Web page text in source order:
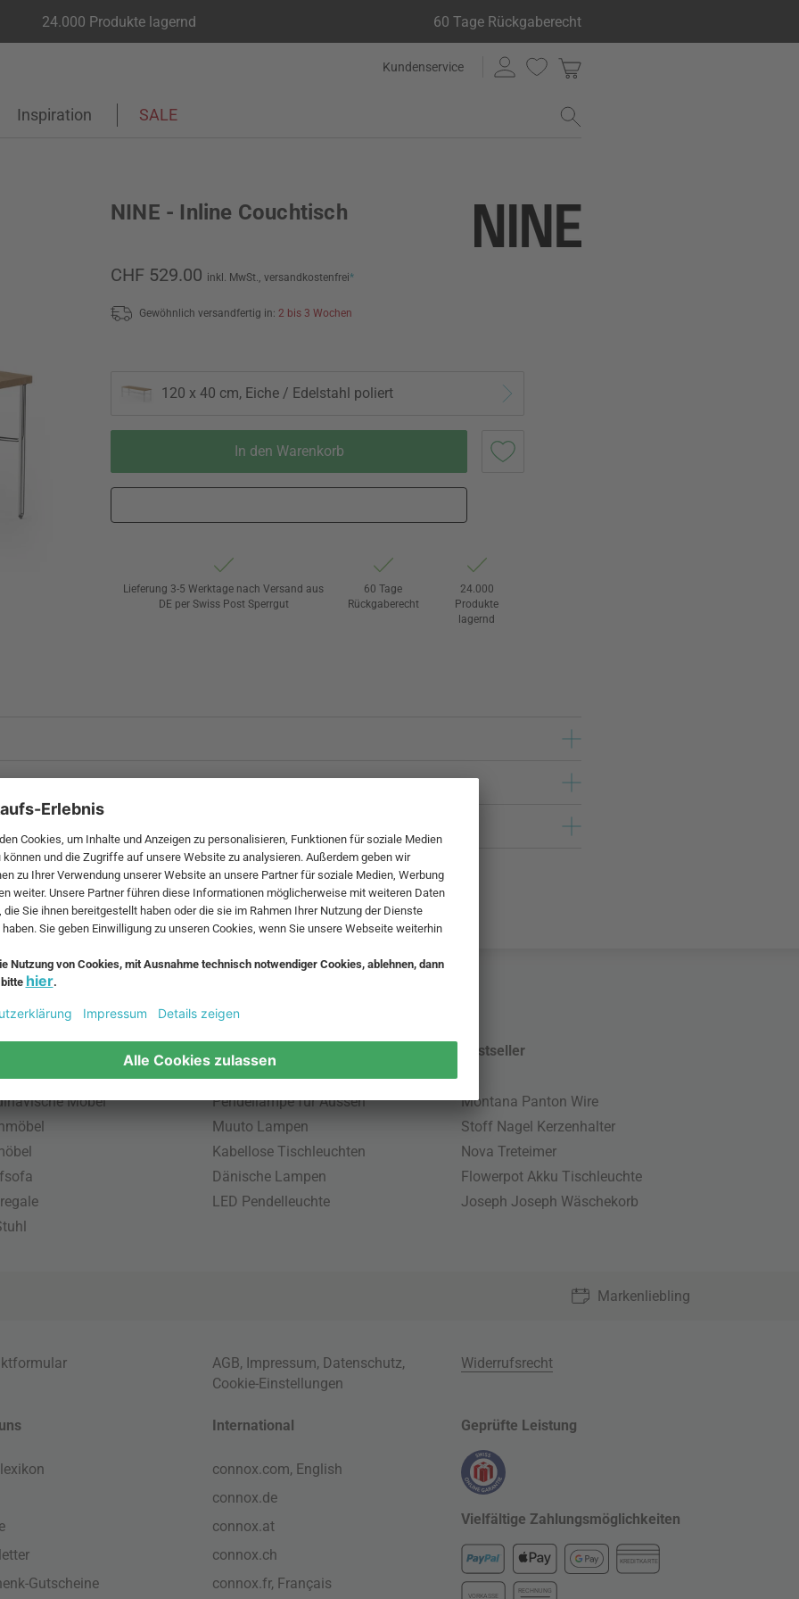
24.000 Produkte lagernd 60 Tage Rückgaberecht
Kundenservice
Inspiration SALE
NINE - Inline Couchtisch
CHF 529.00 inkl. MwSt., versandkostenfrei*
Gewöhnlich versandfertig in: 2 bis 3 Wochen
120 x 40 cm, Eiche / Edelstahl poliert
In den Warenkorb
Lieferung 3-5 Werktage nach Versand aus
DE per Swiss Post Sperrgut
60 Tage
Rückgaberecht
24.000
Produkte
lagernd
und zzgl.
Möbel
Beliebte Leuchten
Pendellampe für Aussen
Muuto Lampen
Kabellose Tischleuchten
Dänische Lampen
LED Pendelleuchte
Bestseller
Montana Panton Wire
Stoff Nagel Kerzenhalter
Nova Treteimer
Flowerpot Akku Tischleuchte
Joseph Joseph Wäschekorb
Markenliebling
AGB, Impressum, Datenschutz,
Cookie-Einstellungen
Widerrufsrecht
Gutscheine
International
connox.com, English
connox.de
connox.at
connox.ch
connox.fr, Français
Geprüfte Leistung
Vielfältige Zahlungsmöglichkeiten
KREDITKARTE
VORKASSE
RECHNUNG